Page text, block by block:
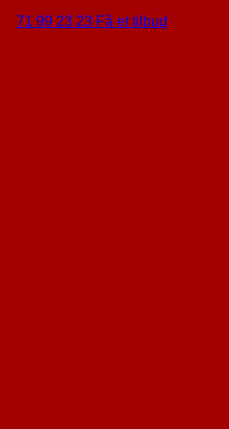
71 99 23 23 Få et tilbud